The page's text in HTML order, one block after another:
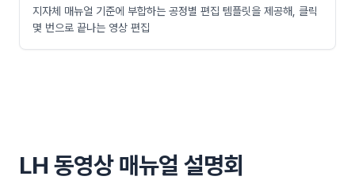
지자체 매뉴얼 기준에 부합하는 공정별 편집 템플릿을 제공해, 클릭
몇 번으로 끝나는 영상 편집
LH 동영상 매뉴얼 설명회